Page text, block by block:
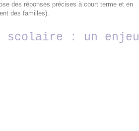
des réponses précises à court terme et en
des familles).
scolaire : un enjeu